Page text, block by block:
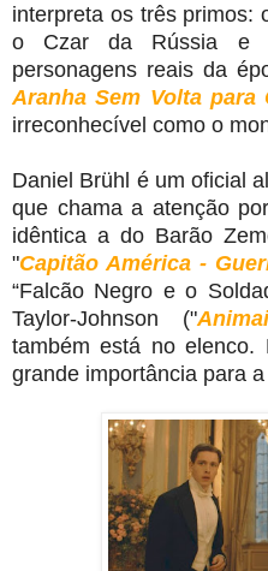
interpreta os três primos:
o Czar da Rússia e
personagens reais da
Aranha Sem Volta para
irreconhecível como o
Daniel Brühl é um oficial
que chama a atenção
idêntica a do Barão
"Capitão América -
“Falcão Negro e o
Taylor-Johnson ("
também está no elenco.
grande importância para